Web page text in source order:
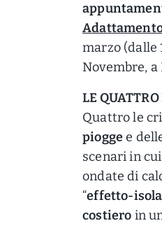
marzo (dalle
Novembre, a
LE
Quattro le
piogge e
scenari in
ondate di
“effetto-isola
costiero in